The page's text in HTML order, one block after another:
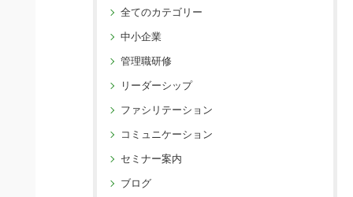
全てのカテゴリー
中小企業
管理職研修
リーダーシップ
ファシリテーション
コミュニケーション
セミナー案内
ブログ